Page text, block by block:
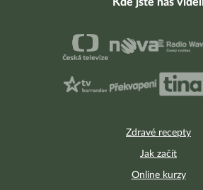
Zdravé recepty
Jak začít
Online kurzy